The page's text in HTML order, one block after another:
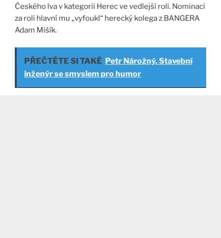
Českého lva v kategorii Herec ve vedlejší roli. Nominaci
za roli hlavní mu „vyfoukl“ herecký kolega z BANGERA
Adam Mišík.
PŘEČTĚTE SI TAKÉ Petr Nárožný. Stavební
inženýr se smyslem pro humor